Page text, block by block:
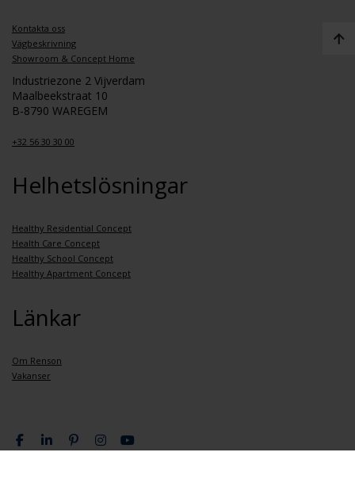
Kontakta oss
Vägbeskrivning
Showroom & Concept Home
Industriezone 2 Vijverdam
Maalbeekstraat 10
B-8790 WAREGEM
+32 56 30 30 00
Helhetslösningar
Healthy Residential Concept
Health Care Concept
Healthy School Concept
Healthy Apartment Concept
Länkar
Om Renson
Vakanser